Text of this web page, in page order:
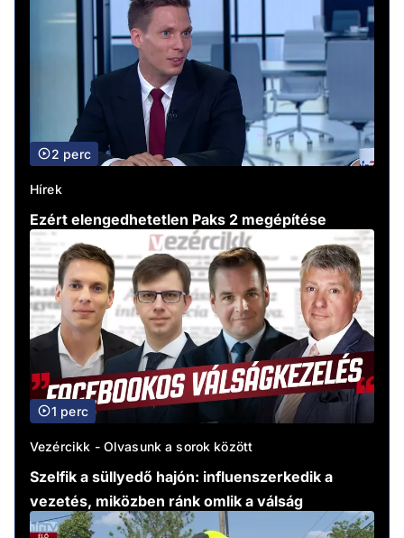
2 perc
Hírek
Ezért elengedhetetlen Paks 2 megépítése
1 perc
Vezércikk - Olvasunk a sorok között
Szelfik a süllyedő hajón: influenszerkedik a
vezetés, miközben ránk omlik a válság